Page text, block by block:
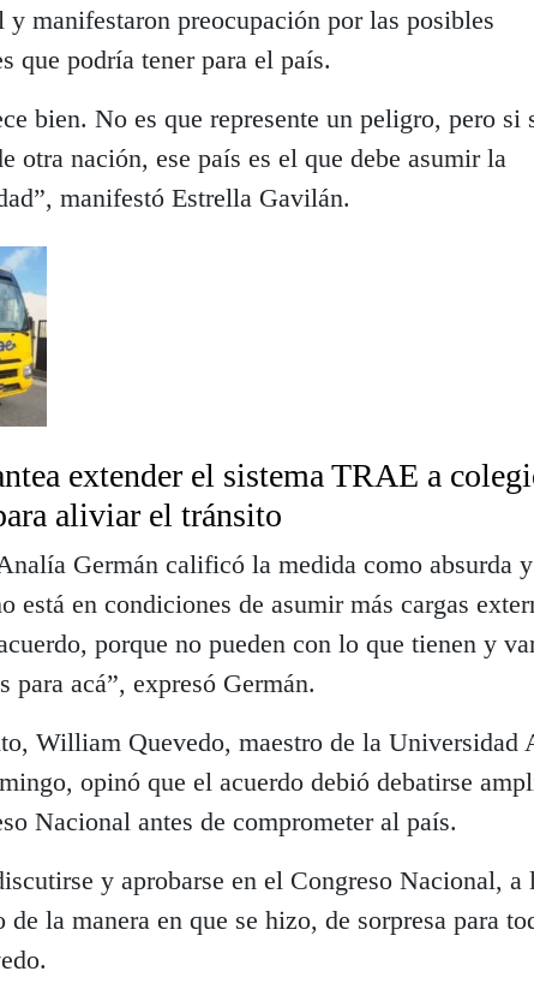
y manifestaron preocupación por las posibles
que podría tener para el país.
bien. No es que represente un peligro, pero si
otra nación, ese país es el que debe asumir la
manifestó Estrella Gavilán.
extender el sistema TRAE a
aliviar el tránsito
Germán calificó la medida como absurda
está en condiciones de asumir más cargas
porque no pueden con lo que tienen y
para acá”, expresó Germán.
William Quevedo, maestro de la Universidad
opinó que el acuerdo debió debatirse
Nacional antes de comprometer al país.
y aprobarse en el Congreso Nacional, a
la manera en que se hizo, de sorpresa para